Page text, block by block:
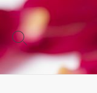
検
索
切